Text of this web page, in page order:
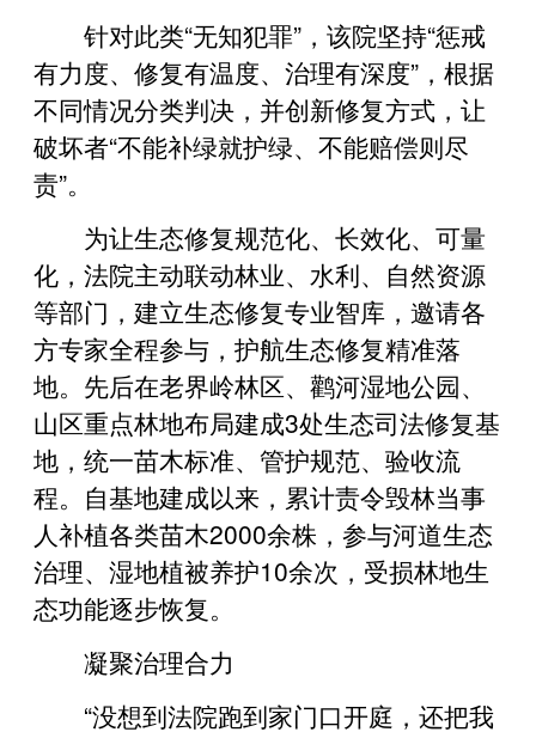
针对此类“无知犯罪”，该院坚持“惩戒
有力度、修复有温度、治理有深度”，根据
不同情况分类判决，并创新修复方式，让
破坏者“不能补绿就护绿、不能赔偿则尽
责”。
为让生态修复规范化、长效化、可量
化，法院主动联动林业、水利、自然资源
等部门，建立生态修复专业智库，邀请各
方专家全程参与，护航生态修复精准落
地。先后在老界岭林区、鹳河湿地公园、
山区重点林地布局建成3处生态司法修复基
地，统一苗木标准、管护规范、验收流
程。自基地建成以来，累计责令毁林当事
人补植各类苗木2000余株，参与河道生态
治理、湿地植被养护10余次，受损林地生
态功能逐步恢复。
凝聚治理合力
“没想到法院跑到家门口开庭，还把我